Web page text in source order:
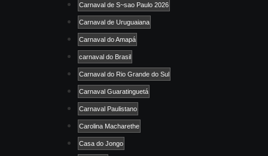
Carnaval de S~sao Paulo 2026
Carnaval de Uruguaiana
Carnaval do Amapá
carnaval do Brasil
Carnaval do Rio Grande do Sul
Carnaval Guaratinguetá
Carnaval Paulistano
Carolina Macharethe
Casa do Jongo